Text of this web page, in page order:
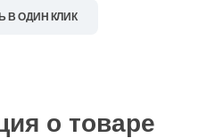
В ОДИН КЛИК
о товаре